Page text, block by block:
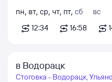
пн, вт, ср, чт, пт, сб
12:34
16:58
вс
в Водорацк
Стоговка - Водорацк,